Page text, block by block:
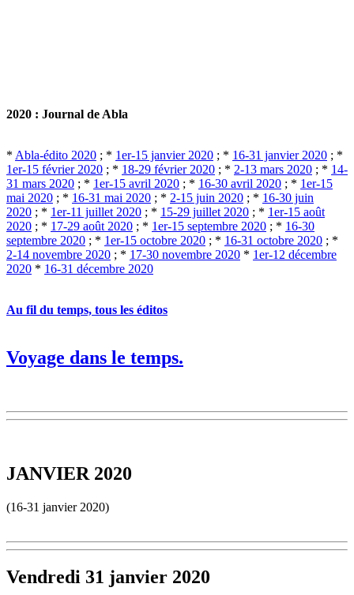
2020 : Journal de Abla
* Abla-édito 2020 ; * 1er-15 janvier 2020 ; * 16-31 janvier 2020 ; *
1er-15 février 2020 ; * 18-29 février 2020 ; * 2-13 mars 2020 ; * 14-
31 mars 2020 ; * 1er-15 avril 2020 ; * 16-30 avril 2020 ; * 1er-15
mai 2020 ; * 16-31 mai 2020 ; * 2-15 juin 2020 ; * 16-30 juin
2020 ; * 1er-11 juillet 2020 ; * 15-29 juillet 2020 ; * 1er-15 août
2020 ; * 17-29 août 2020 ; * 1er-15 septembre 2020 ; * 16-30
septembre 2020 ; * 1er-15 octobre 2020 ; * 16-31 octobre 2020 ; *
2-14 novembre 2020 ; * 17-30 novembre 2020 * 1er-12 décembre
2020 * 16-31 décembre 2020
Au fil du temps, tous les éditos
Voyage dans le temps.
JANVIER 2020
(16-31 janvier 2020)
Vendredi 31 janvier 2020